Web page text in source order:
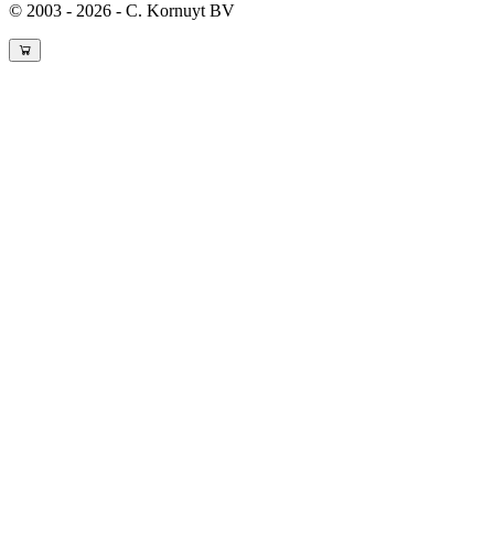
© 2003 - 2026 - C. Kornuyt BV